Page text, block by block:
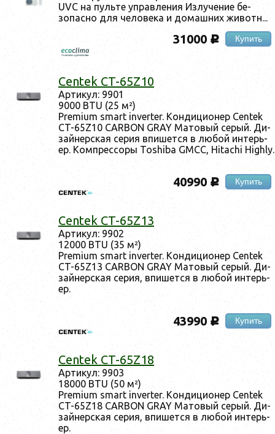
UVC на пуль­те уп­равле­ния Из­лу­чение бе­
зопас­но для че­лове­ка и до­маш­них жи­вотн...
31000 c Купить
Centek CT-65Z10
Ар­ти­кул: 9901
9000 BTU (25 м²)
Premium smart inverter. Кон­ди­ци­онер Centek
CT-65Z10 CARBON GRAY Ма­товый се­рый. Ди­
зай­нер­ская се­рия впи­шет­ся в лю­бой ин­терь­
ер. Ком­прес­со­ры Toshiba GMCC, Hitachi Highly.
40990 c Купить
Centek CT-65Z13
Ар­ти­кул: 9902
12000 BTU (35 м²)
Premium smart inverter. Кон­ди­ци­онер Centek
CT-65Z13 CARBON GRAY Ма­товый се­рый. Ди­
зай­нер­ская се­рия, впи­шет­ся в лю­бой ин­терь­
ер.
43990 c Купить
Centek CT-65Z18
Ар­ти­кул: 9903
18000 BTU (50 м²)
Premium smart inverter. Кон­ди­ци­онер Centek
CT-65Z18 CARBON GRAY Ма­товый се­рый. Ди­
зай­нер­ская се­рия, впи­шет­ся в лю­бой ин­терь­
ер.